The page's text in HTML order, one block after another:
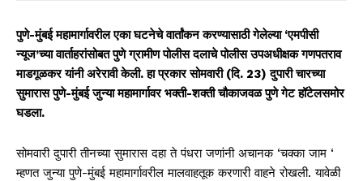
पुणे-मुंबई महामार्गावरील एका घटनेचे वार्तांकन करण्यासाठी गेलेल्या ‘एमपीसी
न्यूज’च्या वार्ताहरांसोबत पुणे ग्रामीण पोलीस दलाचे पोलीस उपअधीक्षक गणपतराव
माडगूळकर यांनी अरेरावी केली. हा प्रकार सोमवारी (दि. 23) दुपारी चारच्या
सुमारास पुणे-मुंबई जुन्या महामार्गावर भक्ती-शक्ती चौकाजवळ पुणे गेट हॉटेलसमोर
घडला.
सोमवारी दुपारी तीनच्या सुमारास दहा ते पंधरा जणांनी अचानक ‘चक्का जाम ‘
म्हणत जुन्या पुणे-मुंबई महामार्गावरील मालवाहतूक करणारी वाहने रोखली. यावेळी